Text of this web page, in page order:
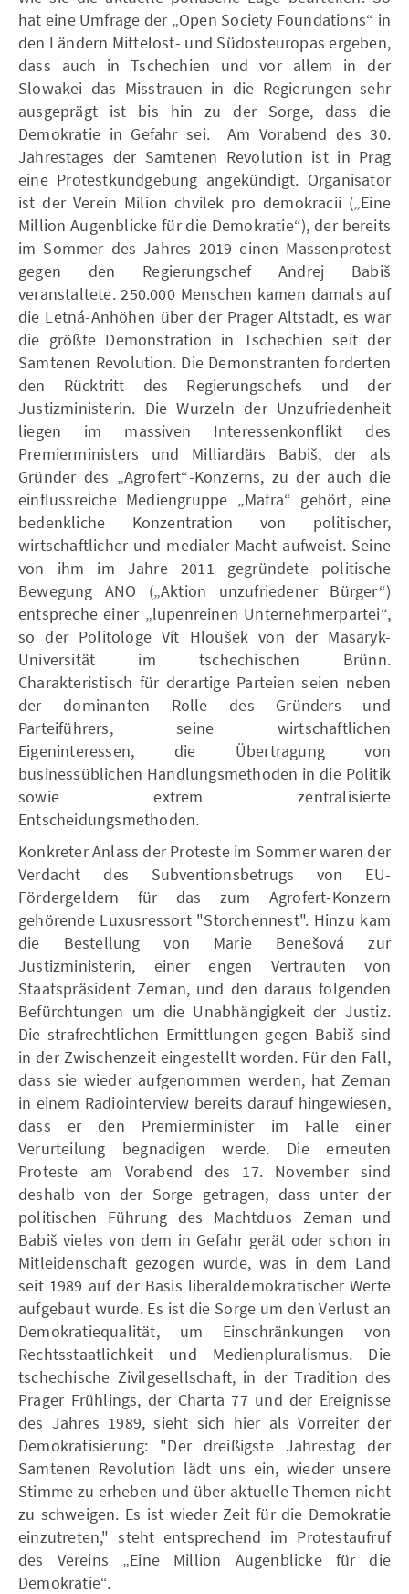
hat eine Umfrage der „Open Society Foundations“ in
den Ländern Mittelost- und Südosteuropas ergeben,
dass auch in Tschechien und vor allem in der
Slowakei das Misstrauen in die Regierungen sehr
ausgeprägt ist bis hin zu der Sorge, dass die
Demokratie in Gefahr sei. Am Vorabend des 30.
Jahrestages der Samtenen Revolution ist in Prag
eine Protestkundgebung angekündigt. Organisator
ist der Verein Milion chvilek pro demokracii („Eine
Million Augenblicke für die Demokratie“), der bereits
im Sommer des Jahres 2019 einen Massenprotest
gegen den Regierungschef Andrej Babiš
veranstaltete. 250.000 Menschen kamen damals auf
die Letná-Anhöhen über der Prager Altstadt, es war
die größte Demonstration in Tschechien seit der
Samtenen Revolution. Die Demonstranten forderten
den Rücktritt des Regierungschefs und der
Justizministerin. Die Wurzeln der Unzufriedenheit
liegen im massiven Interessenkonflikt des
Premierministers und Milliardärs Babiš, der als
Gründer des „Agrofert“-Konzerns, zu der auch die
einflussreiche Mediengruppe „Mafra“ gehört, eine
bedenkliche Konzentration von politischer,
wirtschaftlicher und medialer Macht aufweist. Seine
von ihm im Jahre 2011 gegründete politische
Bewegung ANO („Aktion unzufriedener Bürger“)
entspreche einer „lupenreinen Unternehmerpartei“,
so der Politologe Vít Hloušek von der Masaryk-
Universität im tschechischen Brünn.
Charakteristisch für derartige Parteien seien neben
der dominanten Rolle des Gründers und
Parteiführers, seine wirtschaftlichen
Eigeninteressen, die Übertragung von
businessüblichen Handlungsmethoden in die Politik
sowie extrem zentralisierte
Entscheidungsmethoden.
Konkreter Anlass der Proteste im Sommer waren der
Verdacht des Subventionsbetrugs von EU-
Fördergeldern für das zum Agrofert-Konzern
gehörende Luxusressort "Storchennest". Hinzu kam
die Bestellung von Marie Benešová zur
Justizministerin, einer engen Vertrauten von
Staatspräsident Zeman, und den daraus folgenden
Befürchtungen um die Unabhängigkeit der Justiz.
Die strafrechtlichen Ermittlungen gegen Babiš sind
in der Zwischenzeit eingestellt worden. Für den Fall,
dass sie wieder aufgenommen werden, hat Zeman
in einem Radiointerview bereits darauf hingewiesen,
dass er den Premierminister im Falle einer
Verurteilung begnadigen werde. Die erneuten
Proteste am Vorabend des 17. November sind
deshalb von der Sorge getragen, dass unter der
politischen Führung des Machtduos Zeman und
Babiš vieles von dem in Gefahr gerät oder schon in
Mitleidenschaft gezogen wurde, was in dem Land
seit 1989 auf der Basis liberaldemokratischer Werte
aufgebaut wurde. Es ist die Sorge um den Verlust an
Demokratiequalität, um Einschränkungen von
Rechtsstaatlichkeit und Medienpluralismus. Die
tschechische Zivilgesellschaft, in der Tradition des
Prager Frühlings, der Charta 77 und der Ereignisse
des Jahres 1989, sieht sich hier als Vorreiter der
Demokratisierung: "Der dreißigste Jahrestag der
Samtenen Revolution lädt uns ein, wieder unsere
Stimme zu erheben und über aktuelle Themen nicht
zu schweigen. Es ist wieder Zeit für die Demokratie
einzutreten," steht entsprechend im Protestaufruf
des Vereins „Eine Million Augenblicke für die
Demokratie“.